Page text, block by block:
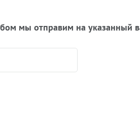
мы отправим на указанный